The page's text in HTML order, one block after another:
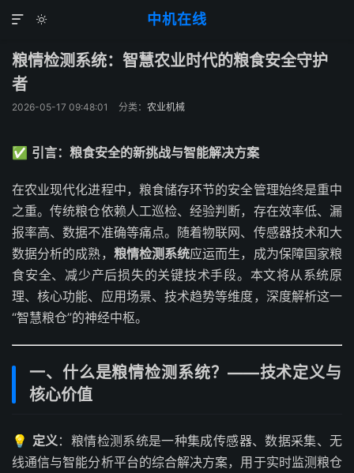
中机在线


粮情检测系统：智慧农业时代的粮食安全守护
者
2026-05-17 09:48:01 分类： 农业机械
✅ 引言：粮食安全的新挑战与智能解决方案
在农业现代化进程中，粮食储存环节的安全管理始终是重中
之重。传统粮仓依赖人工巡检、经验判断，存在效率低、漏
报率高、数据不准确等痛点。随着物联网、传感器技术和大
数据分析的成熟， 粮情检测系统应运而生，成为保障国家粮
食安全、减少产后损失的关键技术手段。本文将从系统原
理、核心功能、应用场景、技术趋势等维度，深度解析这一
“智慧粮仓”的神经中枢。
一、什么是粮情检测系统？——技术定义与
核心价值
💡 定义：粮情检测系统是一种集成传感器、数据采集、无
线通信与智能分析平台的综合解决方案，用于实时监测粮仓